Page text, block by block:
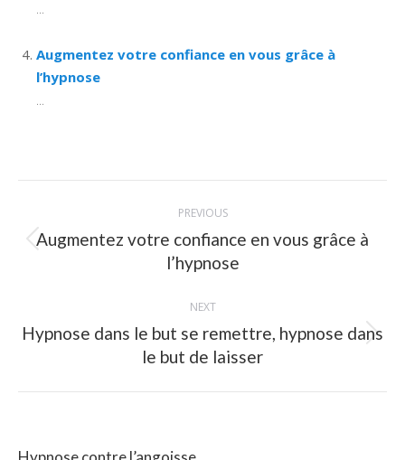
Augmentez votre confiance en vous grâce à
l’hypnose
PREVIOUS
Previous
post:
Augmentez votre confiance en vous grâce à
l’hypnose
NEXT
Next
post:
Hypnose dans le but se remettre, hypnose dans
le but de laisser